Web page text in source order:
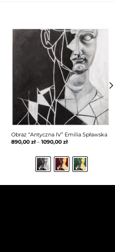
Obraz “Antyczna IV” Emilia Spławska
890,00 zł– 1090,00 zł